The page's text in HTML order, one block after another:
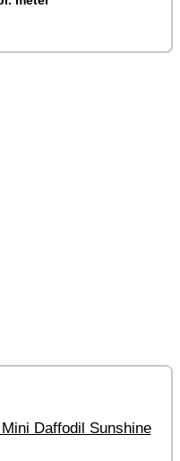
Daffodil Sunshine